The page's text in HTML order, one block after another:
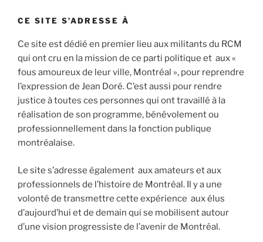
CE SITE S’ADRESSE À
Ce site est dédié en premier lieu aux militants du RCM
qui ont cru en la mission de ce parti politique et aux «
fous amoureux de leur ville, Montréal », pour reprendre
l’expression de Jean Doré. C’est aussi pour rendre
justice à toutes ces personnes qui ont travaillé à la
réalisation de son programme, bénévolement ou
professionnellement dans la fonction publique
montréalaise.
Le site s’adresse également aux amateurs et aux
professionnels de l’histoire de Montréal. Il y a une
volonté de transmettre cette expérience aux élus
d’aujourd’hui et de demain qui se mobilisent autour
d’une vision progressiste de l’avenir de Montréal.